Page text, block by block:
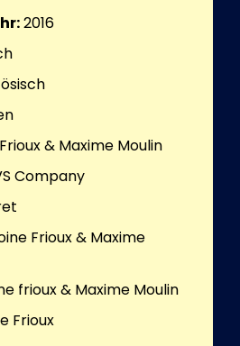
2016
& Maxime Moulin
Company
Frioux & Maxime
frioux & Maxime Moulin
Frioux